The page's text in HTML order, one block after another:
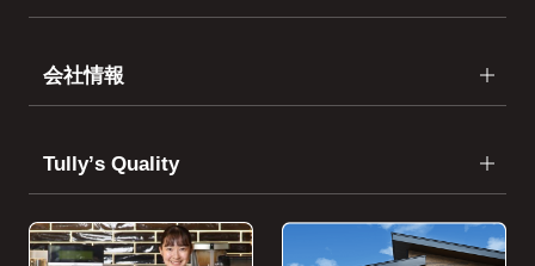
会社情報
Tullyʼs Quality